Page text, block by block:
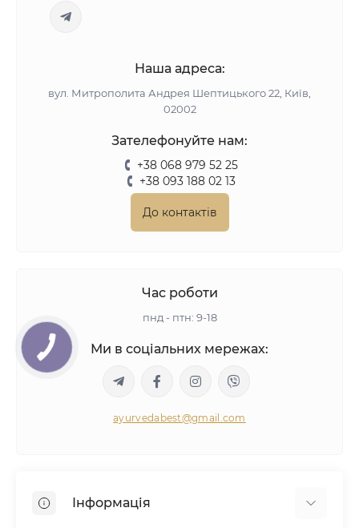
Наша адреса:
вул. Митрополита Андрея Шептицького 22, Київ,
02002
Зателефонуйте нам:
+38 068 979 52 25
+38 093 188 02 13
До контактів
Час роботи
пнд - птн: 9-18
Ми в соціальних мережах:
ayurvedabest@gmail.com
Інформація